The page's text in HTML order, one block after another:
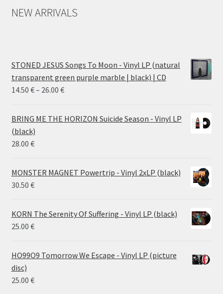
NEW ARRIVALS
STONED JESUS Songs To Moon - Vinyl LP (natural
transparent green purple marble | black) | CD
14.50 €– 26.00 €Price
14.50 €
BRING ME THE HORIZON Suicide Season - Vinyl LP
(black)
28.00 €
MONSTER MAGNET Powertrip - Vinyl 2xLP (black)
30.50 €
KORN The Serenity Of Suffering - Vinyl LP (black)
25.00 €
HO99O9 Tomorrow We Escape - Vinyl LP (picture
disc)
25.00 €